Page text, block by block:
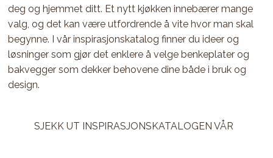
deg og hjemmet ditt. Et nytt kjøkken innebærer mange
valg, og det kan være utfordrende å vite hvor man skal
begynne. I vår inspirasjonskatalog finner du ideer og
løsninger som gjør det enklere å velge benkeplater og
bakvegger som dekker behovene dine både i bruk og
design.
SJEKK UT INSPIRASJONSKATALOGEN VÅR